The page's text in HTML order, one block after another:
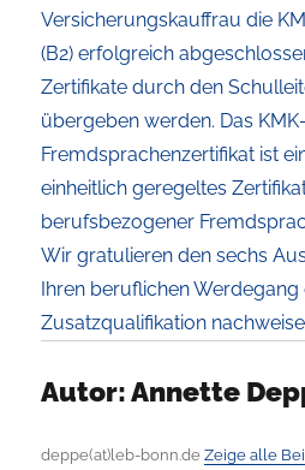
Versicherungskauffrau die
(B2) erfolgreich
Zertifikate durch den
übergeben werden. Das KMK-
Fremdsprachenzertifikat ist
einheitlich geregeltes
berufsbezogener
Wir gratulieren den sechs
Ihren beruflichen
Zusatzqualifikation
Autor:Annette
deppe(at)leb-bonn.deZeige alle